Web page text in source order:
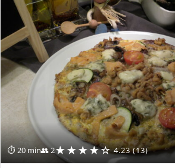
⏱ 20 min👥 2★★★★☆ 4.23 (13)